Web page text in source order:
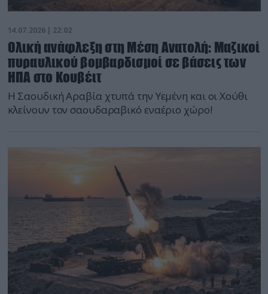
14.07.2026 | 22:02
Ολική ανάφλεξη στη Μέση Ανατολή: Μαζικοί
πυραυλικού βομβαρδισμοί σε βάσεις των
ΗΠΑ στο Κουβέιτ
Η Σαουδική Αραβία χτυπά την Υεμένη και οι Χούθι
κλείνουν τον σαουδαραβικό εναέριο χώρο!